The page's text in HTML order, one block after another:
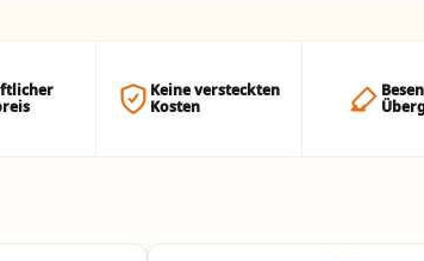
Keine versteckten
Kosten